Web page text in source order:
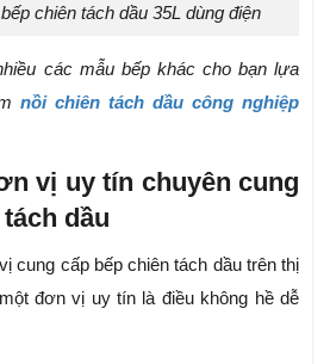
chiên tách dầu 35L dùng điện
các mẫu bếp khác cho bạn lựa
nồi chiên tách dầu công nghiệp
vị uy tín chuyên cung
dầu
cung cấp bếp chiên tách dầu trên thị
đơn vị uy tín là điều không hề dễ